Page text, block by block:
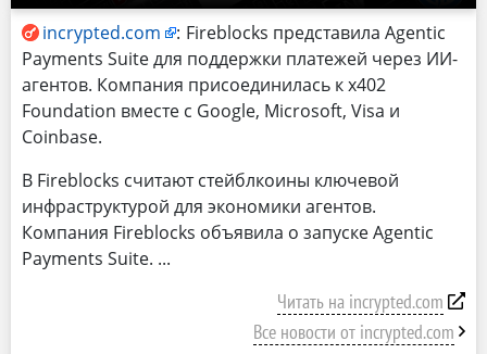
incrypted.com : Fireblocks представила Agentic
Payments Suite для поддержки платежей через ИИ-
агентов. Компания присоединилась к x402
Foundation вместе с Google, Microsoft, Visa и
Coinbase.
В Fireblocks считают стейблкоины ключевой
инфраструктурой для экономики агентов.
Компания Fireblocks объявила о запуске Agentic
Payments Suite.
Читать на incrypted.com
Все новости от incrypted.com